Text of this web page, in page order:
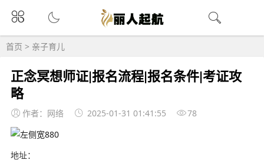
首页 > 亲子育儿
正念冥想师证|报名流程|报名条件|考证攻
略
作者：网络 2025-01-31 01:41:55 78
地址：